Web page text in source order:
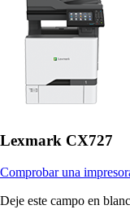
Lexmark CX727
Comprobar una
Deje este campo en